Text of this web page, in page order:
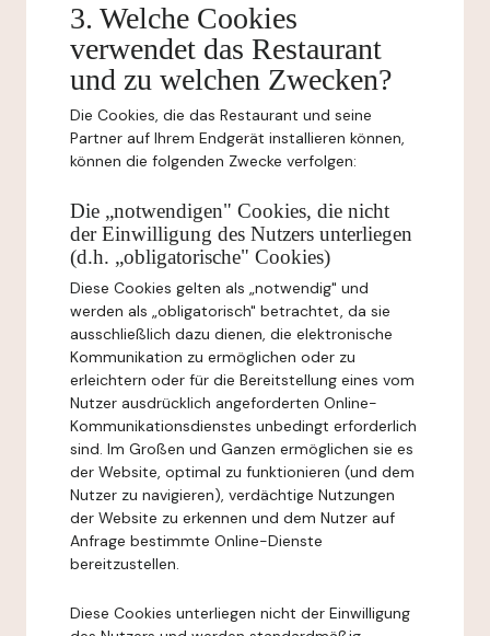
3. Welche Cookies
verwendet das Restaurant
und zu welchen Zwecken?
Die Cookies, die das Restaurant und seine
Partner auf Ihrem Endgerät installieren können,
können die folgenden Zwecke verfolgen:
Die „notwendigen" Cookies, die nicht
der Einwilligung des Nutzers unterliegen
(d.h. „obligatorische" Cookies)
Diese Cookies gelten als „notwendig" und
werden als „obligatorisch" betrachtet, da sie
ausschließlich dazu dienen, die elektronische
Kommunikation zu ermöglichen oder zu
erleichtern oder für die Bereitstellung eines vom
Nutzer ausdrücklich angeforderten Online-
Kommunikationsdienstes unbedingt erforderlich
sind. Im Großen und Ganzen ermöglichen sie es
der Website, optimal zu funktionieren (und dem
Nutzer zu navigieren), verdächtige Nutzungen
der Website zu erkennen und dem Nutzer auf
Anfrage bestimmte Online-Dienste
bereitzustellen.
Diese Cookies unterliegen nicht der Einwilligung